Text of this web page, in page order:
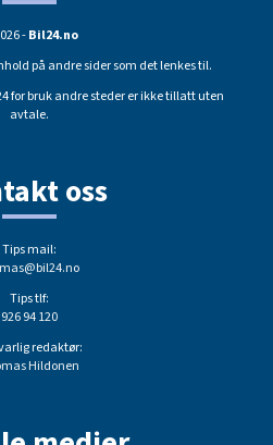
-Bil24.no
på andre sider som det lenkes til.
for bruk andre steder er ikke tillatt uten
avtale.
oss
Tips mail:
Tips tlf:
926 94 120
redaktør:
Hildonen